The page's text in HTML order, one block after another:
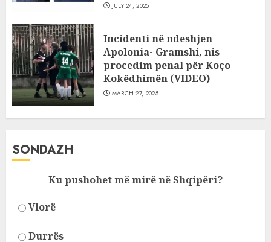
JULY 24, 2025
Incidenti në ndeshjen
Apolonia- Gramshi, nis
procedim penal për Koço
Kokëdhimën (VIDEO)
MARCH 27, 2025
SONDAZH
Ku pushohet më mirë në Shqipëri?
Vlorë
Durrës